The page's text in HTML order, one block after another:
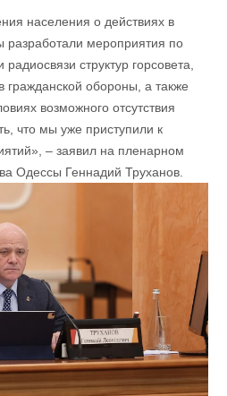
населения о действиях в
мероприятия по
структур горсовета,
гражданской обороны, а также
возможного отсутствия
что мы уже приступили к
– заявил на пленарном
Одессы Геннадий Труханов.